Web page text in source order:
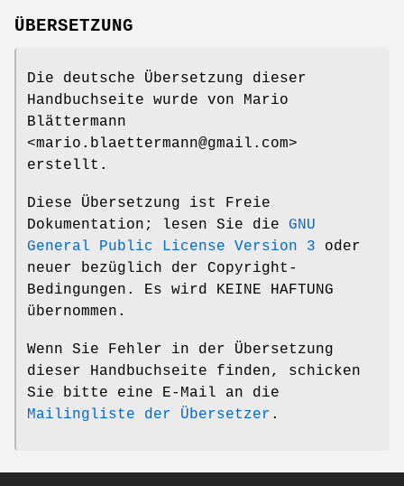
ÜBERSETZUNG
Die deutsche Übersetzung dieser
Handbuchseite wurde von Mario
Blättermann
<mario.blaettermann@gmail.com>
erstellt.
Diese Übersetzung ist Freie
Dokumentation; lesen Sie die GNU
General Public License Version 3 oder
neuer bezüglich der Copyright-
Bedingungen. Es wird KEINE HAFTUNG
übernommen.
Wenn Sie Fehler in der Übersetzung
dieser Handbuchseite finden, schicken
Sie bitte eine E-Mail an die
Mailingliste der Übersetzer .